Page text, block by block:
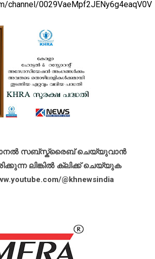
channel/0029VaeMpf2JENy6g4eaqV0V
സബ്സ്ക്രൈബ് ചെയ്യുവാൻ
ലിങ്കിൽ ക്ലിക്ക് ചെയ്യുക
@khnewsindia